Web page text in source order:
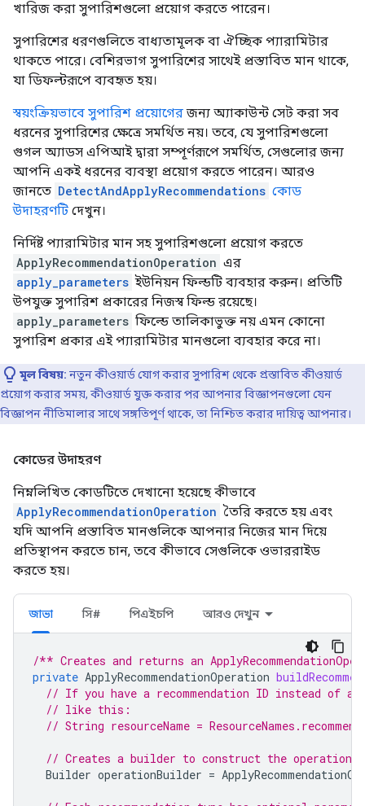
খারিজ করা সুপারিশগুলো প্রয়োগ করতে পারেন।
সুপারিশের ধরণগুলিতে বাধ্যতামূলক বা ঐচ্ছিক প্যারামিটার
থাকতে পারে। বেশিরভাগ সুপারিশের সাথেই প্রস্তাবিত মান থাকে,
যা ডিফল্টরূপে ব্যবহৃত হয়।
স্বয়ংক্রিয়ভাবে সুপারিশ প্রয়োগেরজন্য অ্যাকাউন্ট সেট করা সব
ধরনের সুপারিশের ক্ষেত্রে সমর্থিত নয়। তবে, যে সুপারিশগুলো
গুগল অ্যাডস এপিআই দ্বারা সম্পূর্ণরূপে সমর্থিত, সেগুলোর জন্য
আপনি একই ধরনের ব্যবস্থা প্রয়োগ করতে পারেন। আরও
জানতে DetectAndApplyRecommendations কোড
উদাহরণটি দেখুন।
নির্দিষ্ট প্যারামিটার মান সহ সুপারিশগুলো প্রয়োগ করতে
ApplyRecommendationOperation এর
apply_parameters ইউনিয়ন ফিল্ডটি ব্যবহার করুন। প্রতিটি
উপযুক্ত সুপারিশ প্রকারের নিজস্ব ফিল্ড রয়েছে।
apply_parameters ফিল্ডে তালিকাভুক্ত নয় এমন কোনো
সুপারিশ প্রকার এই প্যারামিটার মানগুলো ব্যবহার করে না।
মূল বিষয়: নতুন কীওয়ার্ড যোগ করার সুপারিশ থেকে প্রস্তাবিত কীওয়ার্ড
প্রয়োগ করার সময়, কীওয়ার্ড যুক্ত করার পর আপনার বিজ্ঞাপনগুলো যেন
বিজ্ঞাপন নীতিমালার সাথে সঙ্গতিপূর্ণ থাকে, তা নিশ্চিত করার দায়িত্ব আপনার।
কোডের উদাহরণ
নিম্নলিখিত কোডটিতে দেখানো হয়েছে কীভাবে
ApplyRecommendationOperation তৈরি করতে হয় এবং
যদি আপনি প্রস্তাবিত মানগুলিকে আপনার নিজের মান দিয়ে
প্রতিস্থাপন করতে চান, তবে কীভাবে সেগুলিকে ওভাররাইড
করতে হয়।
জাভা সি# পিএইচপি আরও দেখুন
/** Creates and returns an
private ApplyRecommendationOperation
// If you have a recommendation ID instead of a
// like this:
// String resourceName =
// Creates a builder to construct the operation.
Builder operationBuilder =